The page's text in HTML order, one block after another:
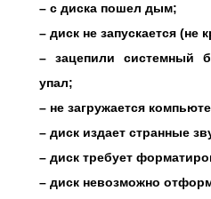
– с диска пошел дым;
– диск не запускается (не
– зацепили системный
упал;
– не загружается
– диск издает странные
– диск требует
– диск невозможно